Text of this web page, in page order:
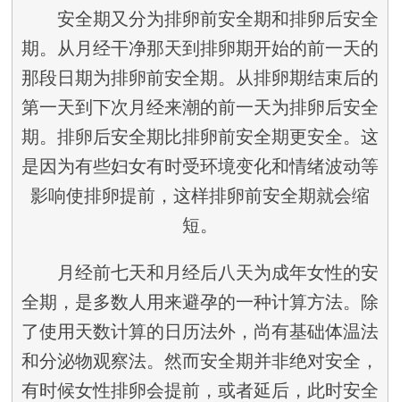
安全期又分为排卵前安全期和排卵后安全
期。从月经干净那天到排卵期开始的前一天的
那段日期为排卵前安全期。从排卵期结束后的
第一天到下次月经来潮的前一天为排卵后安全
期。排卵后安全期比排卵前安全期更安全。这
是因为有些妇女有时受环境变化和情绪波动等
影响使排卵提前，这样排卵前安全期就会缩
短。
月经前七天和月经后八天为成年女性的安
全期，是多数人用来避孕的一种计算方法。除
了使用天数计算的日历法外，尚有基础体温法
和分泌物观察法。然而安全期并非绝对安全，
有时候女性排卵会提前，或者延后，此时安全